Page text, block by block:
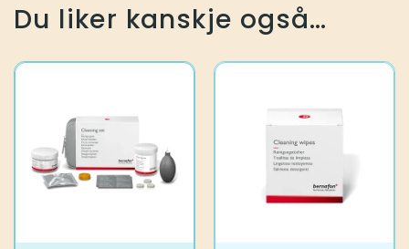
Du liker kanskje også…